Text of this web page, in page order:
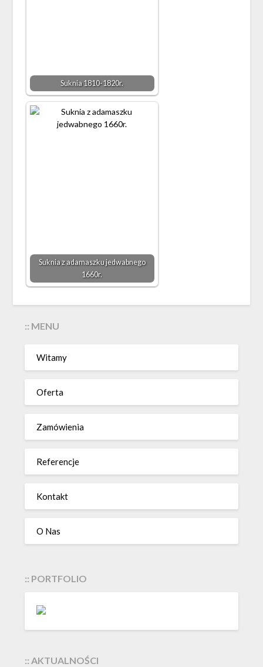
Suknia 1810-1820r.
Suknia z adamaszku jedwabnego
1660r.
:: MENU
Witamy
Oferta
Zamówienia
Referencje
Kontakt
O Nas
:: PORTFOLIO
:: AKTUALNOŚCI